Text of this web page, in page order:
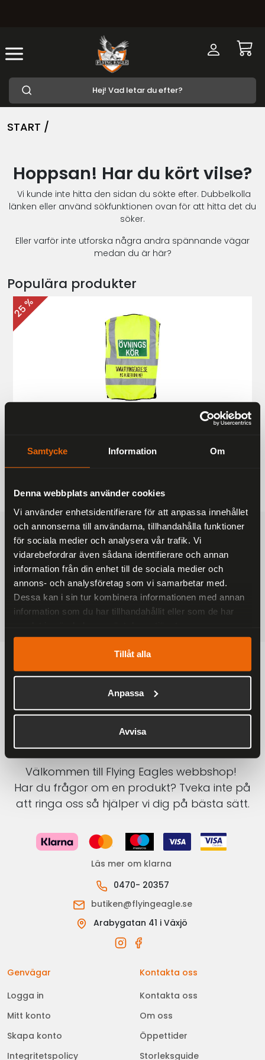
Samtycke Information Om
Denna webbplats använder cookies
Vi använder enhetsidentifierare för att anpassa innehållet
och annonserna till användarna, tillhandahålla funktioner
för sociala medier och analysera vår trafik. Vi
vidarebefordrar även sådana identifierare och annan
information från din enhet till de sociala medier och
annons- och analysföretag som vi samarbetar med.
Dessa kan i sin tur kombinera informationen med annan
information som du har tillhandahållit eller som de har
Tillåt alla
Anpassa
Avvisa
START /
Hoppsan! Har du kört vilse?
Vi kunde inte hitta den sidan du sökte efter. Dubbelkolla
länken eller använd sökfunktionen ovan för att hitta det du
söker.
Eller varför inte utforska några andra spännande vägar
medan du är här?
Populära produkter
25 %
187 kr
249 kr
FRAKTFRITT
På alla ordrar över 2000 kr
1-3 DAGAR LEVERANS
Inom Sverige med DHL
SÄKRA BETALNINGAR
Betalkort, Klarna eller Swish
Välkommen till Flying Eagles webbshop!
Har du frågor om en produkt? Tveka inte på
att ringa oss så hjälper vi dig på bästa sätt.
Läs mer om klarna
0470- 20357
butiken@flyingeagle.se
Arabygatan 41 i Växjö
Genvägar
Logga in
Mitt konto
Skapa konto
Integritetspolicy
Kontakta oss
Kontakta oss
Om oss
Öppettider
Storleksguide